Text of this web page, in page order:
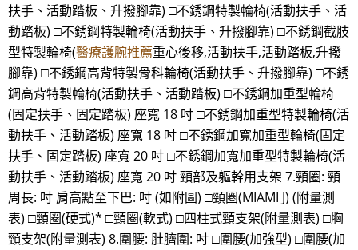
扶手、活動踏板、升撥腳靠) □不銹鋼特製輪椅(活動扶手、活
動踏板) □不銹鋼特製輪椅(活動扶手、升撥腳靠) □不銹鋼截肢
型特製輪椅(醫療護腕推薦重心後移,活動扶手,活動踏板,升撥
腳靠) □不銹鋼高背特製骨科輪椅(活動扶手、升撥腳靠) □不銹
鋼高背特製輪椅(活動扶手、活動踏板) □不銹鋼加重型輪椅
(固定扶手、固定踏板) 座寬 18 吋 □不銹鋼加重型特製輪椅(活
動扶手、活動踏板) 座寬 18 吋 □不銹鋼加寬加重型輪椅(固定
扶手、固定踏板) 座寬 20 吋 □不銹鋼加寬加重型特製輪椅(活
動扶手、活動踏板) 座寬 20 吋 頸部及軀幹用支架 7.頸圈: 頸
周長: 吋 肩高點至下巴: 吋 (如附圖) □頸圈(MIAMI J) (附量測
表) □頸圈(硬式)* □頸圈(軟式) □四柱式頸支架(附量測表) □胸
頸支架(附量測表) 8.圍腰: 肚臍圍: 吋 □圍腰(加強型) □圍腰(加